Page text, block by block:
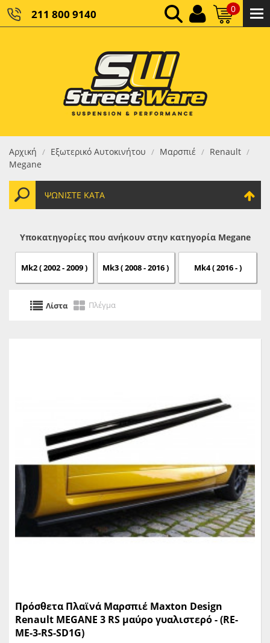
211 800 9140 0
ΚΑΘΑΡΌ ΣΎΝΟΛΟ:
ΤΕΛΙΚΌ ΣΎΝΟΛΟ:0,00 €
Αρχική / Εξωτερικό Αυτοκινήτου / Μαρσπιέ / Renault /
Megane
ΨΩΝΊΣΤΕ ΚΑΤΆ
Υποκατηγορίες που ανήκουν στην κατηγορία Megane
Mk2 ( 2002 - 2009 ) Mk3 ( 2008 - 2016 ) Mk4 ( 2016 - )
Λίστα Πλέγμα
Πρόσθετα Πλαϊνά Μαρσπιέ Maxton Design
Renault MEGANE 3 RS μαύρο γυαλιστερό - (RE-
ME-3-RS-SD1G)